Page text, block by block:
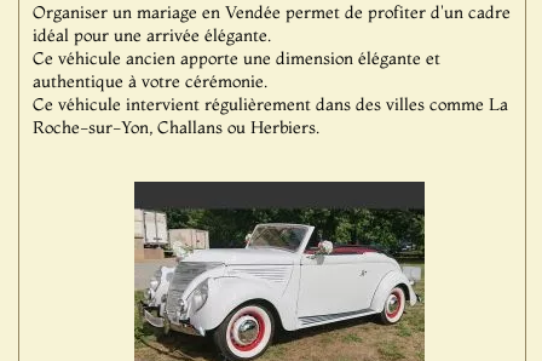
Organiser un mariage en Vendée permet de profiter d'un cadre
idéal pour une arrivée élégante.
Ce véhicule ancien apporte une dimension élégante et
authentique à votre cérémonie.
Ce véhicule intervient régulièrement dans des villes comme La
Roche-sur-Yon, Challans ou Herbiers.